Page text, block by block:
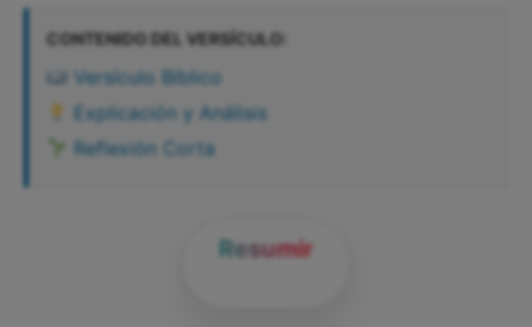
CONTENIDO DEL VERSÍCULO:
Versículo Bíblico
Explicación y Análisis
Reflexión Corta
Resumir